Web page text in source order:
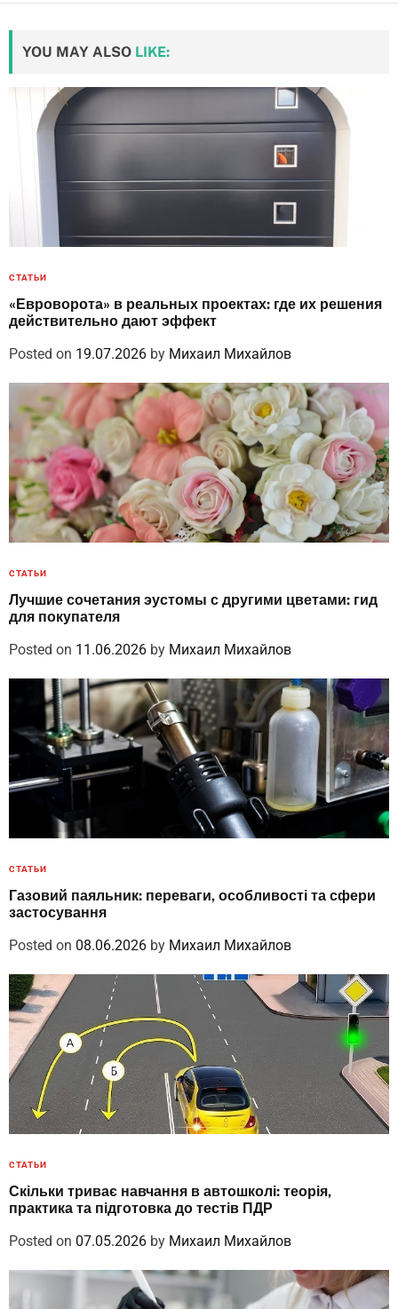
YOU MAY ALSO LIKE:
СТАТЬИ
«Евроворота» в реальных проектах: где их решения
действительно дают эффект
Posted on 19.07.2026 by Михаил Михайлов
СТАТЬИ
Лучшие сочетания эустомы с другими цветами: гид
для покупателя
Posted on 11.06.2026 by Михаил Михайлов
СТАТЬИ
Газовий паяльник: переваги, особливості та сфери
застосування
Posted on 08.06.2026 by Михаил Михайлов
СТАТЬИ
Скільки триває навчання в автошколі: теорія,
практика та підготовка до тестів ПДР
Posted on 07.05.2026 by Михаил Михайлов